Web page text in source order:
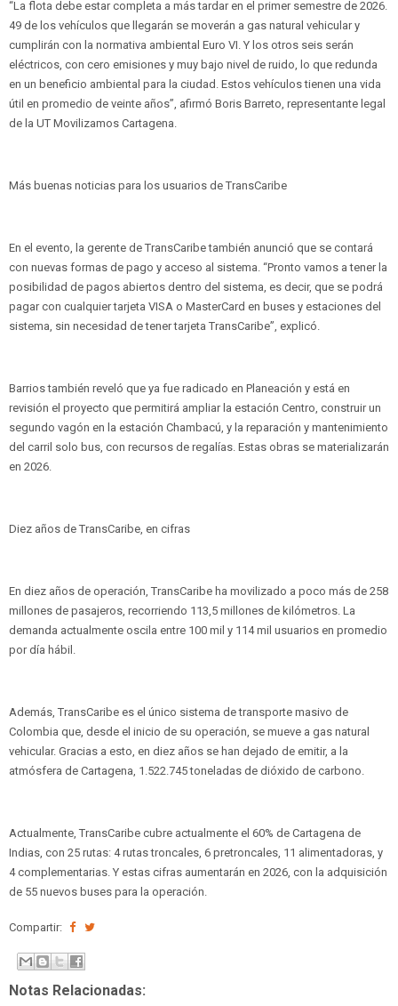
“La flota debe estar completa a más tardar en el primer semestre de 2026.
49 de los vehículos que llegarán se moverán a gas natural vehicular y
cumplirán con la normativa ambiental Euro VI. Y los otros seis serán
eléctricos, con cero emisiones y muy bajo nivel de ruido, lo que redunda
en un beneficio ambiental para la ciudad. Estos vehículos tienen una vida
útil en promedio de veinte años”, afirmó Boris Barreto, representante legal
de la UT Movilizamos Cartagena.
Más buenas noticias para los usuarios de TransCaribe
En el evento, la gerente de TransCaribe también anunció que se contará
con nuevas formas de pago y acceso al sistema. “Pronto vamos a tener la
posibilidad de pagos abiertos dentro del sistema, es decir, que se podrá
pagar con cualquier tarjeta VISA o MasterCard en buses y estaciones del
sistema, sin necesidad de tener tarjeta TransCaribe”, explicó.
Barrios también reveló que ya fue radicado en Planeación y está en
revisión el proyecto que permitirá ampliar la estación Centro, construir un
segundo vagón en la estación Chambacú, y la reparación y mantenimiento
del carril solo bus, con recursos de regalías. Estas obras se materializarán
en 2026.
Diez años de TransCaribe, en cifras
En diez años de operación, TransCaribe ha movilizado a poco más de 258
millones de pasajeros, recorriendo 113,5 millones de kilómetros. La
demanda actualmente oscila entre 100 mil y 114 mil usuarios en promedio
por día hábil.
Además, TransCaribe es el único sistema de transporte masivo de
Colombia que, desde el inicio de su operación, se mueve a gas natural
vehicular. Gracias a esto, en diez años se han dejado de emitir, a la
atmósfera de Cartagena, 1.522.745 toneladas de dióxido de carbono.
Actualmente, TransCaribe cubre actualmente el 60% de Cartagena de
Indias, con 25 rutas: 4 rutas troncales, 6 pretroncales, 11 alimentadoras, y
4 complementarias. Y estas cifras aumentarán en 2026, con la adquisición
de 55 nuevos buses para la operación.
Compartir:
Notas Relacionadas: